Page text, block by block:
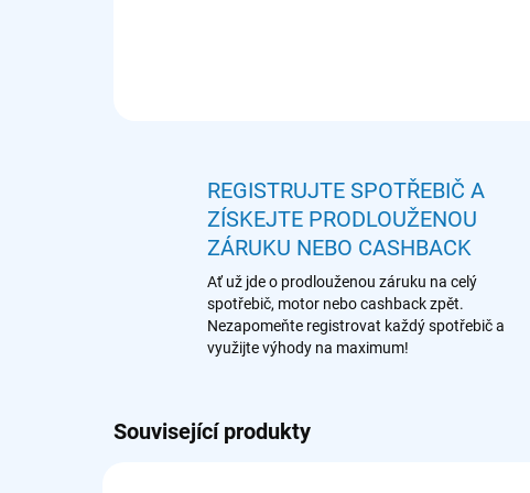
REGISTRUJTE SPOTŘEBIČ A
ZÍSKEJTE PRODLOUŽENOU
ZÁRUKU NEBO CASHBACK
Ať už jde o prodlouženou záruku na celý
spotřebič, motor nebo cashback zpět.
Nezapomeňte registrovat každý spotřebič a
využijte výhody na maximum!
Související produkty